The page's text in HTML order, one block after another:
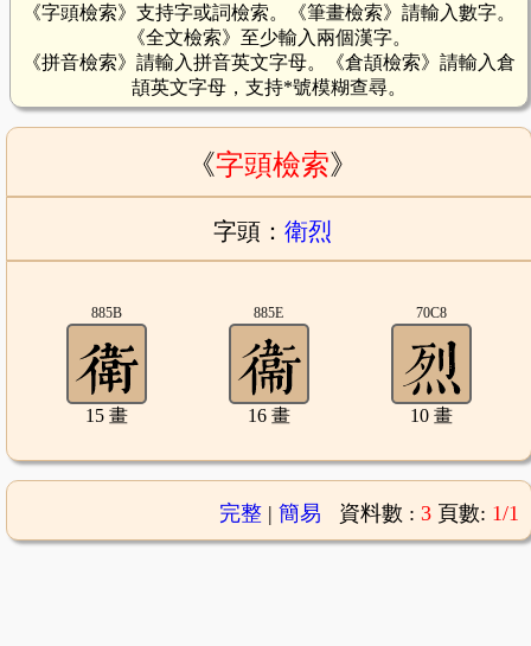
《字頭檢索》支持字或詞檢索。《筆畫檢索》請輸入數字。
《全文檢索》至少輸入兩個漢字。
《拼音檢索》請輸入拼音英文字母。《倉頡檢索》請輸入倉
頡英文字母，支持*號模糊查尋。
《字頭檢索》
字頭： 衛烈
885B
15 畫
885E
16 畫
70C8
10 畫
完整| 簡易 資料數 : 3 頁數: 1/1